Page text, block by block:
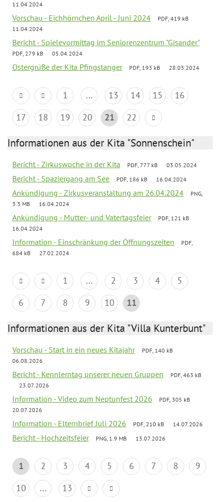
11.04.2024
Vorschau - Eichhörnchen April - Juni 2024
PDF, 419 kB
11.04.2024
Bericht - Spielevormittag im Seniorenzentrum "Gisander"
PDF, 279 kB 05.04.2024
Ostergrüße der Kita Pfingstanger PDF, 193 kB 28.03.2024
1 ... 13 14 15
16
17
18 19 20 21 22
Informationen aus der Kita "Sonnenschein"
Bericht - Zirkuswoche in der Kita PDF, 777 kB 03.05.2024
Bericht - Spaziergang am See PDF, 186 kB 16.04.2024
Ankündigung - Zirkusveranstaltung am 26.04.2024
PNG,
3.3 MB
16.04.2024
Ankündigung - Mutter- und Vatertagsfeier
PDF, 121 kB
16.04.2024
Information - Einschränkung der Öffnungszeiten
PDF,
684 kB
27.02.2024
1 ... 2 3 4
5
6
7 8 9 10 11
Informationen aus der Kita "Villa Kunterbunt"
Vorschau - Start in ein neues Kitajahr
PDF, 140 kB
06.08.2026
Bericht - Kennlerntag unserer neuen Gruppen
PDF, 463 kB
23.07.2026
Information - Video zum Neptunfest 2026
PDF, 305 kB
20.07.2026
Information - Elternbrief Juli 2026 PDF, 210 kB 14.07.2026
Bericht - Hochzeitsfeier PNG, 1.9 MB 13.07.2026
1 2 3 4 5 6 7 8
9
10
... 13